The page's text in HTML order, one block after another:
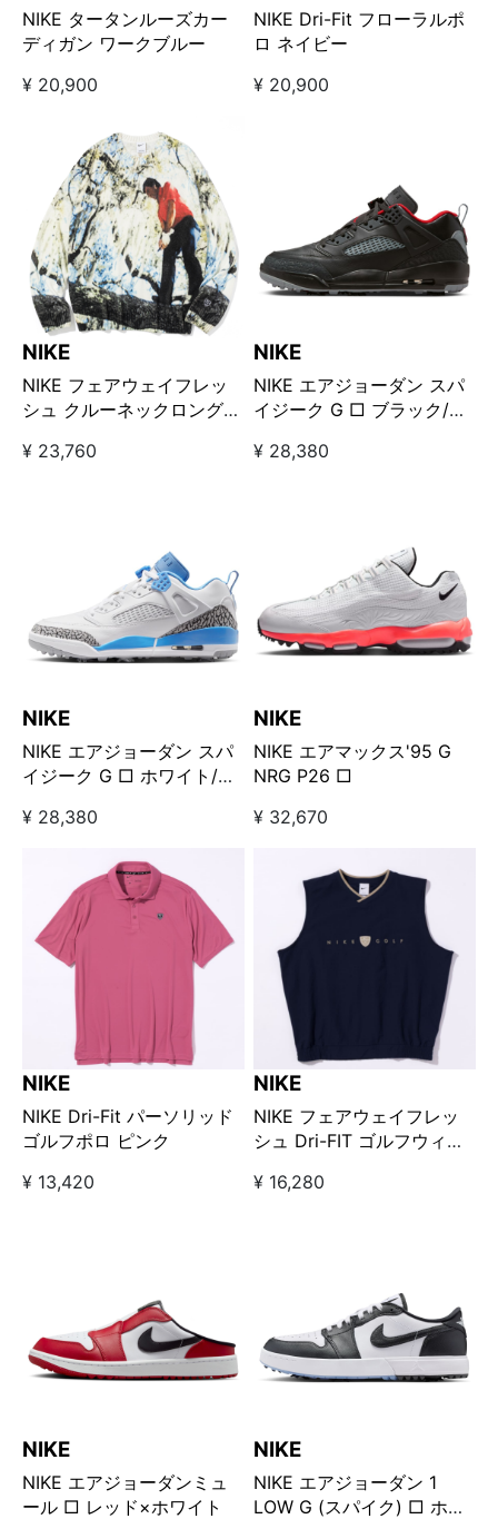
NIKE タータンルーズカー
ディガン ワークブルー
¥ 20,900
NIKE Dri-Fit フローラルポ
ロ ネイビー
¥ 20,900
NIKE
NIKE フェアウェイフレッ
シュ クルーネックロングス
¥ 23,760
NIKE
NIKE エアジョーダン スパ
イジーク G □ ブラック/レ
¥ 28,380
NIKE
NIKE エアジョーダン スパ
イジーク G □ ホワイト/ブ
¥ 28,380
NIKE
NIKE エアマックス'95 G
NRG P26 □
¥ 32,670
NIKE
NIKE Dri-Fit パーソリッド
ゴルフポロ ピンク
¥ 13,420
NIKE
NIKE フェアウェイフレッ
シュ Dri-FIT ゴルフウィン
¥ 16,280
NIKE
NIKE エアジョーダンミュ
ール □ レッド×ホワイト
NIKE
NIKE エアジョーダン 1
LOW G (スパイク) □ ホワ